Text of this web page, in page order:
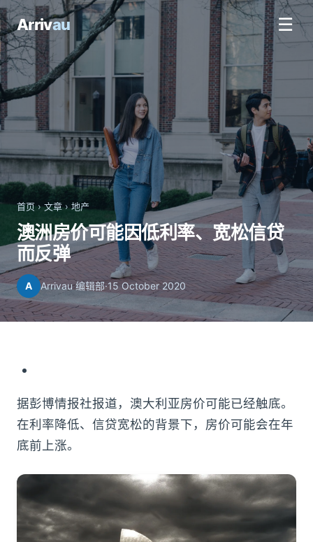
Arrivau ☰
首页›文章›地产
澳洲房价可能因低利率、宽松信贷
而反弹
A Arrivau 编辑部·15 October 2020
据彭博情报社报道，澳大利亚房价可能已经触底。
在利率降低、信贷宽松的背景下，房价可能会在年
底前上涨。